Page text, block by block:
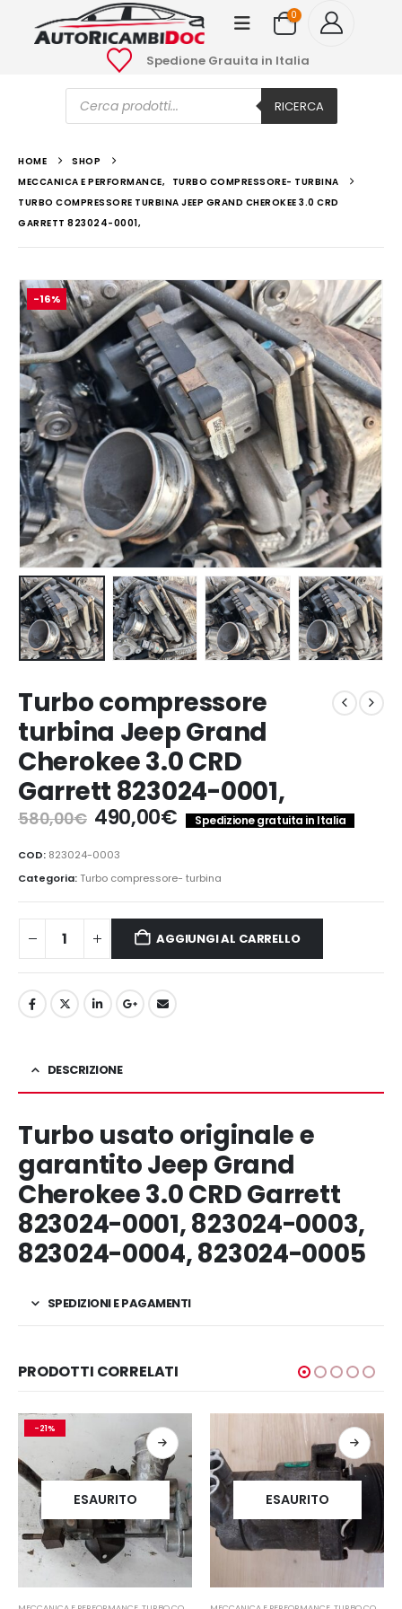
0
Spedione Grauita in Italia
Ricerca
prodotti RICERCA
HOME
SHOP
MECCANICA E PERFORMANCE,
TURBO COMPRESSORE- TURBINA
TURBO COMPRESSORE TURBINA JEEP GRAND CHEROKEE 3.0 CRD
GARRETT 823024-0001,
-16%
Turbo compressore
turbina Jeep Grand
Cherokee 3.0 CRD
Garrett 823024-0001,
580,00€ Il
prezzo
originale
era:
580,00€.
490,00€Il
prezzo
è:
490,00€.
Spedizione gratuita in Italia
COD: 823024-0003
Categoria:Turbo compressore- turbina
AGGIUNGI AL CARRELLO
DESCRIZIONE
Turbo usato originale e
garantito Jeep Grand
Cherokee 3.0 CRD Garrett
823024-0001, 823024-0003,
823024-0004, 823024-0005
SPEDIZIONI E PAGAMENTI
PRODOTTI CORRELATI
-21%
ESAURITO ESAURITO